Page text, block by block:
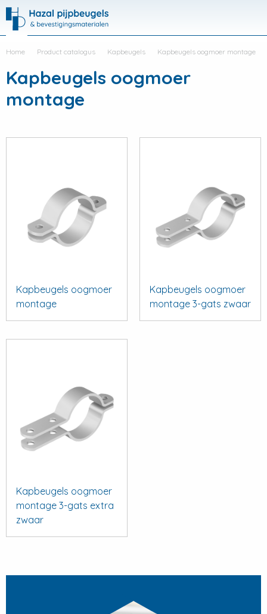
Hazal
Home Product catalogus Kapbeugels Kapbeugels oogmoer montage
Kapbeugels oogmoer
montage
Kapbeugels oogmoer
montage
Kapbeugels oogmoer
montage 3-gats zwaar
Kapbeugels oogmoer
montage 3-gats extra
zwaar